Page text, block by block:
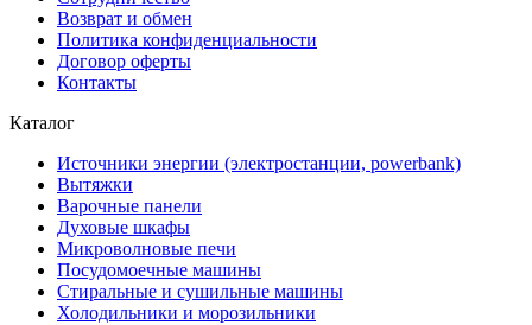
Возврат и обмен
Политика конфиденциальности
Договор оферты
Контакты
Каталог
Источники энергии (электростанции, powerbank)
Вытяжки
Варочные панели
Духовые шкафы
Микроволновые печи
Посудомоечные машины
Стиральные и сушильные машины
Холодильники и морозильники